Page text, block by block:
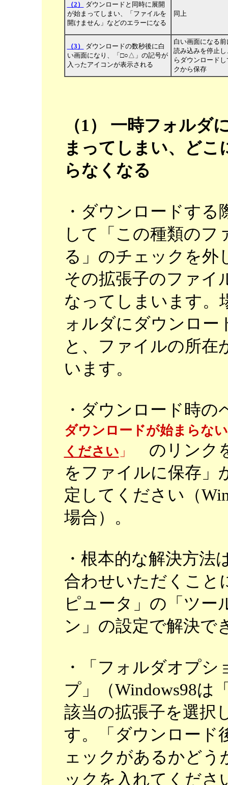
（2）
ダウンロードと同時に展開
が始まってしまい、「ファイルを
開けません」などのエラーになる
同上
（3）
ダウンロードの数秒後に白
い画面になり、「□○△」の記号が
入ったアイコンが表示される
白い画面になる
読み込みを停止
らダウンロード
クから保存
（1） 一時フォルダ
まってしまい、ど
らなくなる
・ダウンロードす
して「この種類のフ
る」のチェックを外
その拡張子のファイ
なってしまいます。
ォルダにダウンロ
と、ファイルの所在
います。
・ダウンロード時
ダウンロードが始まら
ください 」
のリンク
をファイルに保存」
定してください（
場合）。
・根本的な解決方
合わせいただくこと
ピュータ」の「ツー
ン」の設定で解決で
・「フォルダオプ
プ」（Windows98は
該当の拡張子を選択
す。「ダウンロード
ェックがあるかどう
ックを入れてくださ